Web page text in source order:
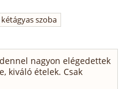
szoba
nagyon elégedettek
kiváló ételek. Csak